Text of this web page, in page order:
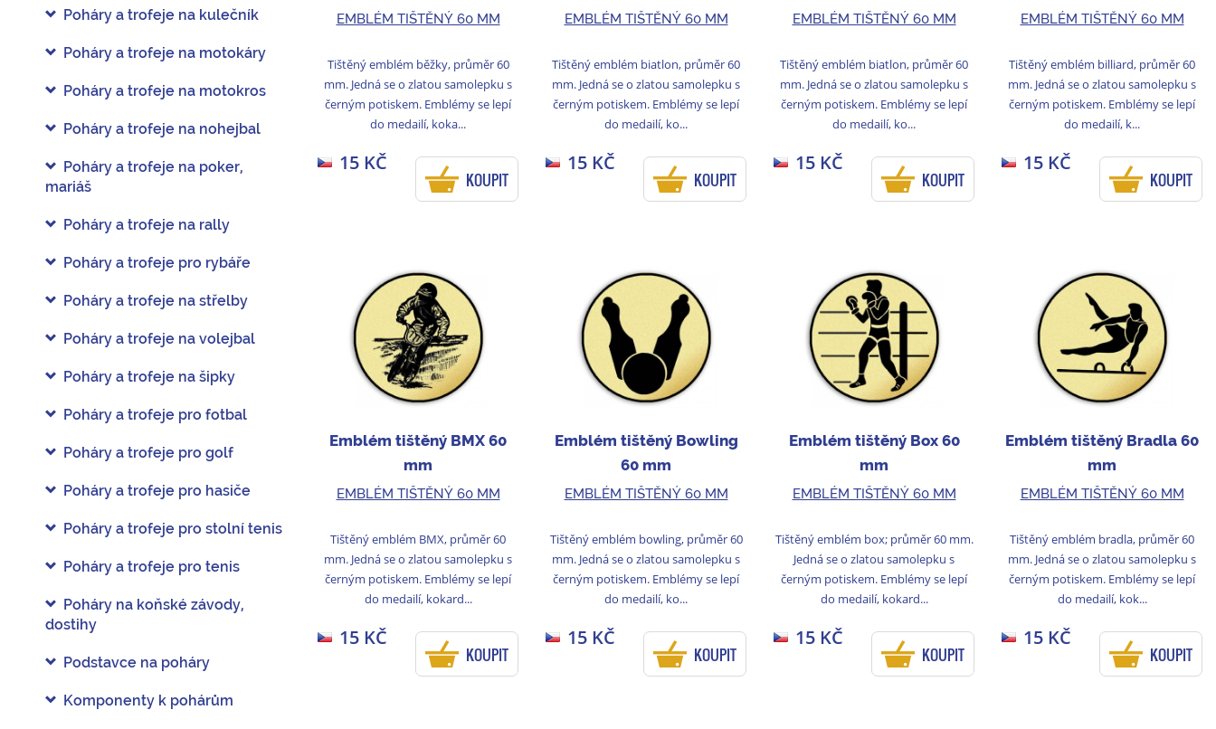
Poháry a trofeje na kulečník
Poháry a trofeje na motokáry
Poháry a trofeje na motokros
Poháry a trofeje na nohejbal
Poháry a trofeje na poker,
mariáš
Poháry a trofeje na rally
Poháry a trofeje pro rybáře
Poháry a trofeje na střelby
Poháry a trofeje na volejbal
Poháry a trofeje na šipky
Poháry a trofeje pro fotbal
Poháry a trofeje pro golf
Poháry a trofeje pro hasiče
Poháry a trofeje pro stolní tenis
Poháry a trofeje pro tenis
Poháry na koňské závody,
dostihy
Podstavce na poháry
Komponenty k pohárům
EMBLÉM TIŠTĚNÝ 60 MM
Tištěný emblém běžky, průměr 60
mm. Jedná se o zlatou samolepku s
černým potiskem. Emblémy se lepí
do medailí, koka...
15 KČ
KOUPIT
EMBLÉM TIŠTĚNÝ 60 MM
Tištěný emblém biatlon, průměr 60
mm. Jedná se o zlatou samolepku s
černým potiskem. Emblémy se lepí
do medailí, ko...
15 KČ
KOUPIT
EMBLÉM TIŠTĚNÝ 60 MM
Tištěný emblém biatlon, průměr 60
mm. Jedná se o zlatou samolepku s
černým potiskem. Emblémy se lepí
do medailí, ko...
15 KČ
KOUPIT
EMBLÉM TIŠTĚNÝ 60 MM
Tištěný emblém billiard, průměr 60
mm. Jedná se o zlatou samolepku s
černým potiskem. Emblémy se lepí
do medailí, k...
15 KČ
KOUPIT
Emblém tištěný BMX 60
mm
EMBLÉM TIŠTĚNÝ 60 MM
Tištěný emblém BMX, průměr 60
mm. Jedná se o zlatou samolepku s
černým potiskem. Emblémy se lepí
do medailí, kokard...
15 KČ
KOUPIT
Emblém tištěný Bowling
60 mm
EMBLÉM TIŠTĚNÝ 60 MM
Tištěný emblém bowling, průměr 60
mm. Jedná se o zlatou samolepku s
černým potiskem. Emblémy se lepí
do medailí, ko...
15 KČ
KOUPIT
Emblém tištěný Box 60
mm
EMBLÉM TIŠTĚNÝ 60 MM
Tištěný emblém box; průměr 60 mm.
Jedná se o zlatou samolepku s
černým potiskem. Emblémy se lepí
do medailí, kokard...
15 KČ
KOUPIT
Emblém tištěný Bradla 60
mm
EMBLÉM TIŠTĚNÝ 60 MM
Tištěný emblém bradla, průměr 60
mm. Jedná se o zlatou samolepku s
černým potiskem. Emblémy se lepí
do medailí, kok...
15 KČ
KOUPIT